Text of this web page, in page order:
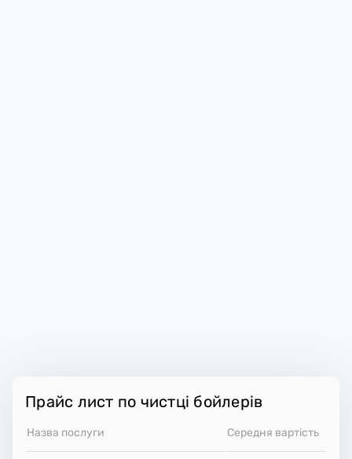
Прайс лист по чистці бойлерів
Назва послуги Середня вартість